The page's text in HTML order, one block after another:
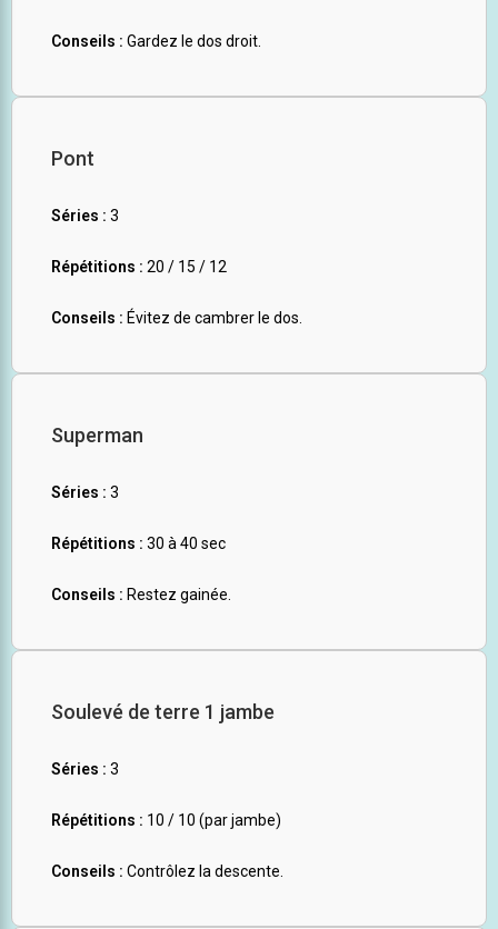
Conseils : Gardez le dos droit.
Pont
Séries : 3
Répétitions : 20 / 15 / 12
Conseils : Évitez de cambrer le dos.
Superman
Séries : 3
Répétitions : 30 à 40 sec
Conseils : Restez gainée.
Soulevé de terre 1 jambe
Séries : 3
Répétitions : 10 / 10 (par jambe)
Conseils : Contrôlez la descente.